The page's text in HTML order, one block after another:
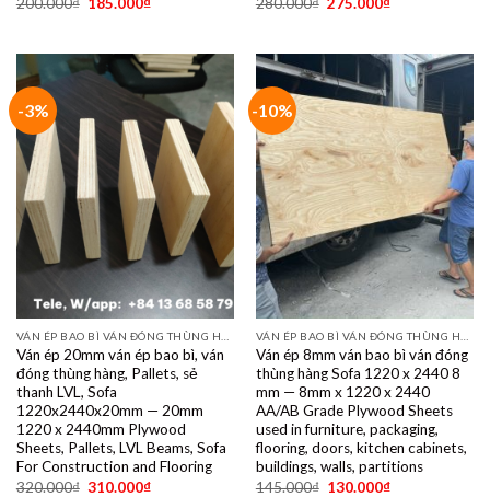
-3%
VÁN ÉP BAO BÌ VÁN ĐÓNG THÙNG HÀNG PALET SẺ THANH LVL SOFA VÁN LÓT SÀN GIÁ RẺ
Ván ép 20mm ván ép bao bì, ván
đóng thùng hàng, Pallets, sẻ
thanh LVL, Sofa
1220x2440x20mm — 20mm
1220 x 2440mm Plywood
Sheets, Pallets, LVL Beams, Sofa
For Construction and Flooring
320.000₫ 310.000₫
-10%
VÁN ÉP BAO BÌ VÁN ĐÓNG THÙNG HÀNG PALET SẺ THANH LVL SOFA VÁN LÓT SÀN GIÁ RẺ
Ván ép 8mm ván bao bì ván đóng
thùng hàng Sofa 1220 x 2440 8
mm — 8mm x 1220 x 2440
AA/AB Grade Plywood Sheets
used in furniture, packaging,
flooring, doors, kitchen cabinets,
buildings, walls, partitions
145.000₫ 130.000₫